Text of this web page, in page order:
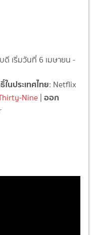
เริ่มวันที่ 6 เมษายน -
นประเทศไทย: Netflix
Nine | ออก